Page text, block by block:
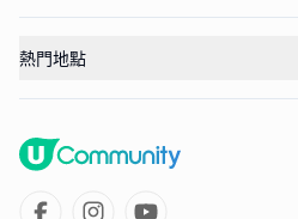
熱門地點